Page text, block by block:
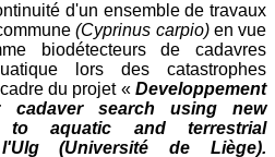
d'un ensemble de travaux
(Cyprinus carpio) en vue
biodétecteurs de cadavres
lors des catastrophes
du projet « Developpement
search using new
to aquatic and terrestrial
(Université de Liège).